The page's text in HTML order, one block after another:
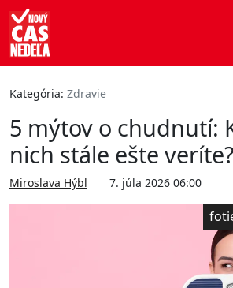
Kategória: Zdravie
5 mýtov o chudnutí:
nich stále ešte veríte?
Miroslava Hýbl 7. júla 2026 06:00